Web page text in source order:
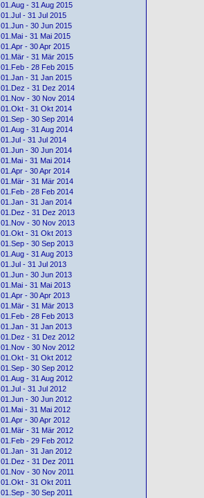
01.Aug - 31 Aug 2015
01.Jul - 31 Jul 2015
01.Jun - 30 Jun 2015
01.Mai - 31 Mai 2015
01.Apr - 30 Apr 2015
01.Mär - 31 Mär 2015
01.Feb - 28 Feb 2015
01.Jan - 31 Jan 2015
01.Dez - 31 Dez 2014
01.Nov - 30 Nov 2014
01.Okt - 31 Okt 2014
01.Sep - 30 Sep 2014
01.Aug - 31 Aug 2014
01.Jul - 31 Jul 2014
01.Jun - 30 Jun 2014
01.Mai - 31 Mai 2014
01.Apr - 30 Apr 2014
01.Mär - 31 Mär 2014
01.Feb - 28 Feb 2014
01.Jan - 31 Jan 2014
01.Dez - 31 Dez 2013
01.Nov - 30 Nov 2013
01.Okt - 31 Okt 2013
01.Sep - 30 Sep 2013
01.Aug - 31 Aug 2013
01.Jul - 31 Jul 2013
01.Jun - 30 Jun 2013
01.Mai - 31 Mai 2013
01.Apr - 30 Apr 2013
01.Mär - 31 Mär 2013
01.Feb - 28 Feb 2013
01.Jan - 31 Jan 2013
01.Dez - 31 Dez 2012
01.Nov - 30 Nov 2012
01.Okt - 31 Okt 2012
01.Sep - 30 Sep 2012
01.Aug - 31 Aug 2012
01.Jul - 31 Jul 2012
01.Jun - 30 Jun 2012
01.Mai - 31 Mai 2012
01.Apr - 30 Apr 2012
01.Mär - 31 Mär 2012
01.Feb - 29 Feb 2012
01.Jan - 31 Jan 2012
01.Dez - 31 Dez 2011
01.Nov - 30 Nov 2011
01.Okt - 31 Okt 2011
01.Sep - 30 Sep 2011